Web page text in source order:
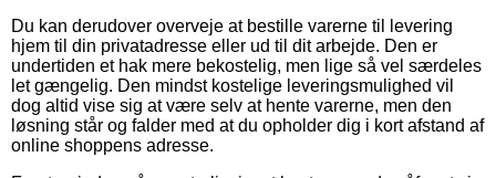
Du kan derudover overveje at bestille varerne til levering
hjem til din privatadresse eller ud til dit arbejde. Den er
undertiden et hak mere bekostelig, men lige så vel særdeles
let gængelig. Den mindst kostelige leveringsmulighed vil
dog altid vise sig at være selv at hente varerne, men den
løsning står og falder med at du opholder dig i kort afstand af
online shoppens adresse.